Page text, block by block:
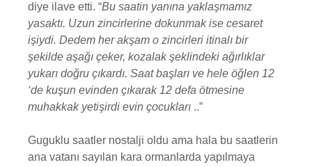
diye ilave etti. “Bu saatin yanına yaklaşmamız
yasaktı. Uzun zincirlerine dokunmak ise cesaret
işiydi. Dedem her akşam o zincirleri itinalı bir
şekilde aşağı çeker, kozalak şeklindeki ağırlıklar
yukarı doğru çıkardı. Saat başları ve hele öğlen 12
‘de kuşun evinden çıkarak 12 defa ötmesine
muhakkak yetişirdi evin çocukları ..”
Guguklu saatler nostalji oldu ama hala bu saatlerin
ana vatanı sayılan kara ormanlarda yapılmaya